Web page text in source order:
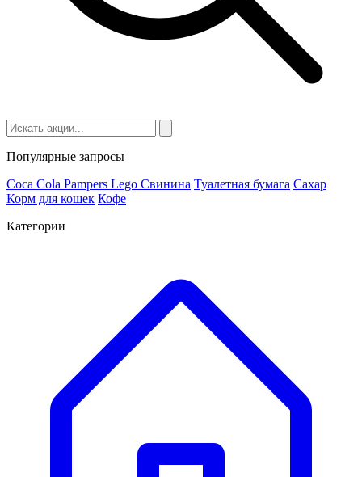
Популярные запросы
Coca Cola Pampers Lego Cвинина Туалетная бумага Сахар
Корм для кошек Кофе
Категории